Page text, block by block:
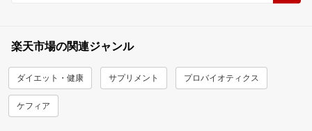
楽天市場の関連ジャンル
ダイエット・健康 サプリメント プロバイオティクス
ケフィア